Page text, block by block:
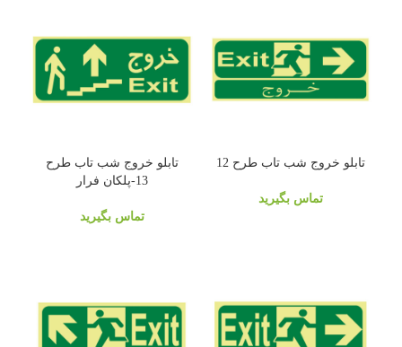
تابلو خروج شب تاب طرح 12
تماس بگیرید
تابلو خروج شب تاب طرح
13-پلکان فرار
تماس بگیرید